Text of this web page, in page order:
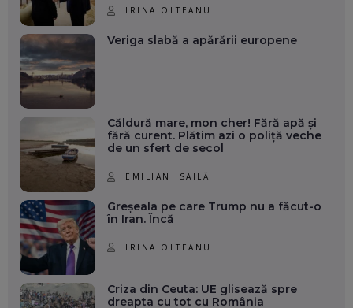
IRINA OLTEANU
Veriga slabă a apărării europene
Căldură mare, mon cher! Fără apă și
fără curent. Plătim azi o poliță veche
de un sfert de secol
EMILIAN ISAILĂ
Greșeala pe care Trump nu a făcut-o
în Iran. Încă
IRINA OLTEANU
Criza din Ceuta: UE glisează spre
dreapta cu tot cu România